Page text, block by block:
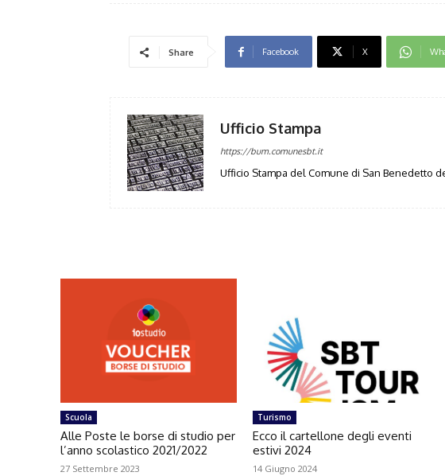
Share Facebook X
Ufficio Stampa
https://bum.comunesbt.it
Ufficio Stampa del Comune di San Benedetto
Scuola
Alle Poste le borse di studio per
l’anno scolastico 2021/2022
27 Settembre 2023
Turismo
Ecco il cartellone degli eventi
estivi 2024
14 Giugno 2024